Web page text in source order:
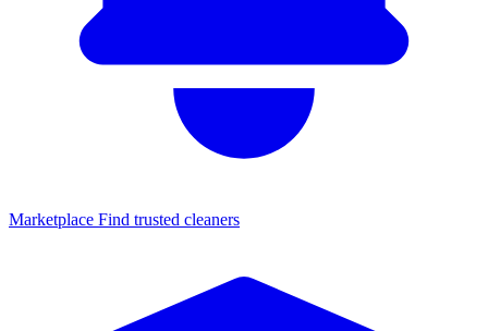
Marketplace Find trusted cleaners